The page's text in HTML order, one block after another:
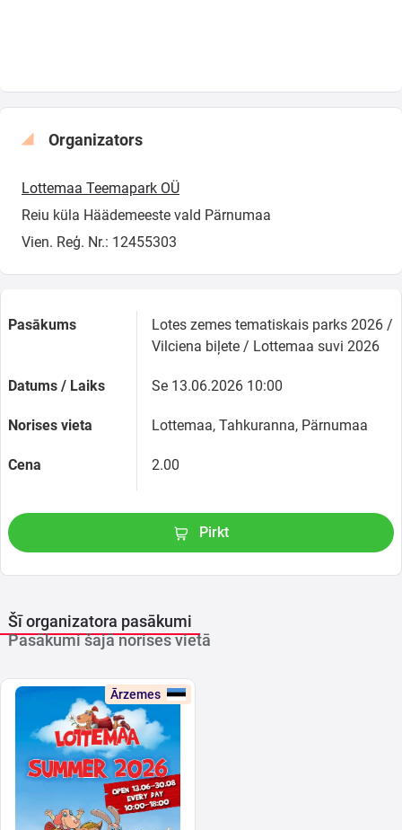
Organizators
Lottemaa Teemapark OÜ
Reiu küla Häädemeeste vald Pärnumaa
Vien. Reģ. Nr.: 12455303
Pasākums
Lotes zemes tematiskais parks 2026 /
Vilciena biļete / Lottemaa suvi 2026
Datums / Laiks Se 13.06.2026 10:00
Norises vieta Lottemaa, Tahkuranna, Pärnumaa
Cena 2.00
Pirkt
Šī organizatora pasākumi
Pasākumi šajā norises vietā
Ārzemes